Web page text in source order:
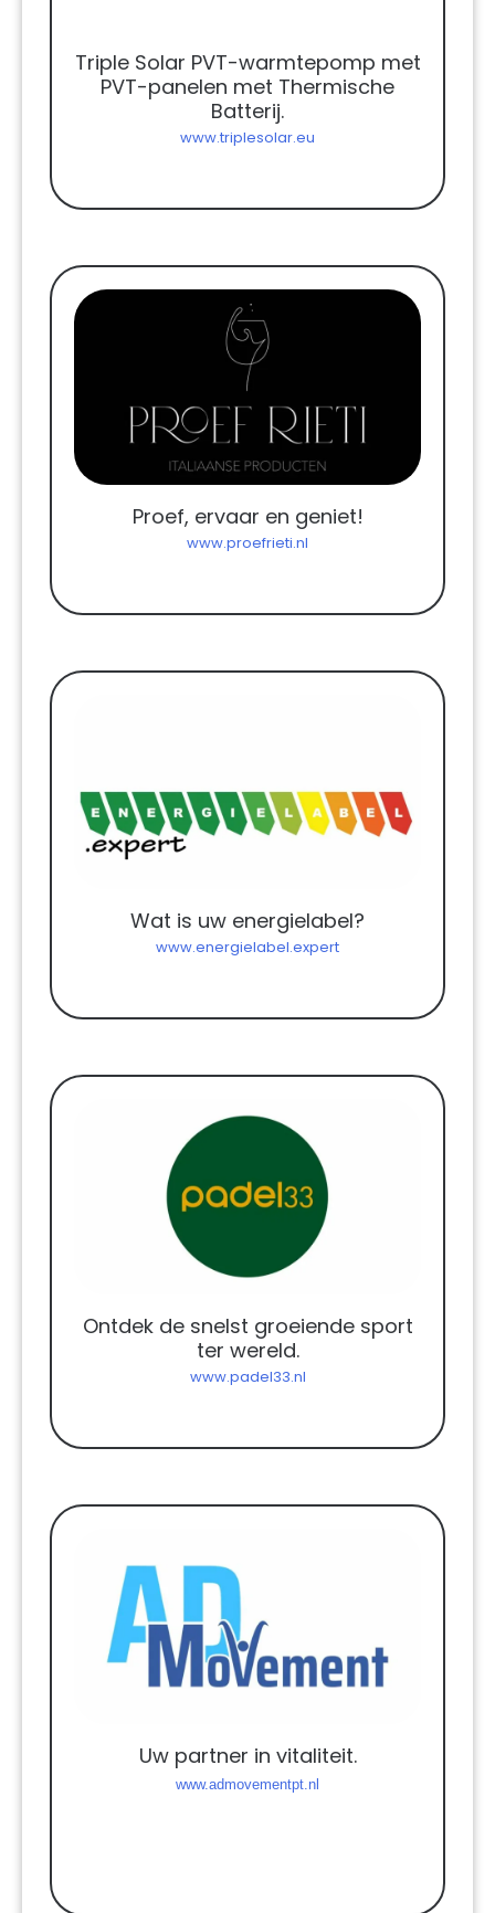
Triple Solar PVT-warmtepomp met
PVT-panelen met Thermische
Batterij.
www.triplesolar.eu
Proef, ervaar en geniet!
www.proefrieti.nl
Wat is uw energielabel?
www.energielabel.expert
Ontdek de snelst groeiende sport
ter wereld.
www.padel33.nl
Uw partner in vitaliteit.
www.admovementpt.nl